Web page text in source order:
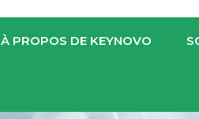
À PROPOS DE KEYNOVO